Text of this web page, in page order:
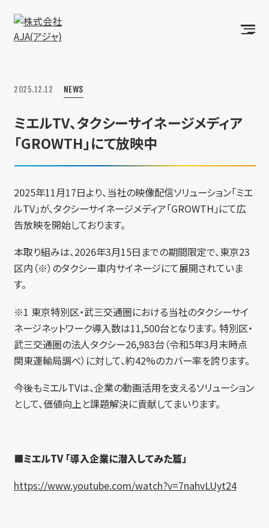
2025.12.12 NEWS
ミエルTV、タクシーサイネージメディア
「GROWTH」にて放映中
2025年11月17日より、当社の映像配信ソリューション「ミエ
ルTV」が、タクシーサイネージメディア「GROWTH」にて広
告放映を開始しております。
本取り組みは、2026年3月15日までの期間限定で、東京23
区内（※）のタクシー車内サイネージにて展開されていま
す。
※1 東京特別区・武三交通圏における当社のタクシーサイ
ネージネットワーク導入数は11,500台となります。 特別区・
武三交通圏の法人タクシー26,983台（令和5年3月末時点
関東運輸局調べ）に対して、約42%のカバー率を誇ります。
今後もミエルTVは、企業の動画活用を支えるソリューション
として、価値向上と課題解決に貢献してまいります。
■ミエルTV 「導入企業に潜入してみた篇」
https://www.youtube.com/watch?v=7nahvLUyt24